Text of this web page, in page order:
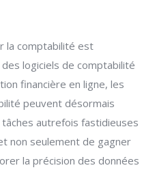
la comptabilité est
logiciels de comptabilité
financière en ligne, les
peuvent désormais
autrefois fastidieuses
non seulement de gagner
la précision des données